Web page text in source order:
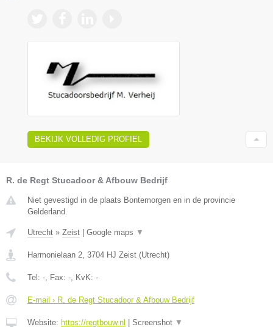
BEKIJK VOLLEDIG PROFIEL
R. de Regt Stucadoor & Afbouw Bedrijf
Niet gevestigd in de plaats Bontemorgen en in de provincie
Gelderland.
Utrecht » Zeist Google maps ▼
Harmonielaan 2, 3704 HJ Zeist (Utrecht)
Tel: -, Fax: -, KvK: -
E-mail › R. de Regt Stucadoor & Afbouw Bedrijf
Website: https://regtbouw.nl Screenshot ▼